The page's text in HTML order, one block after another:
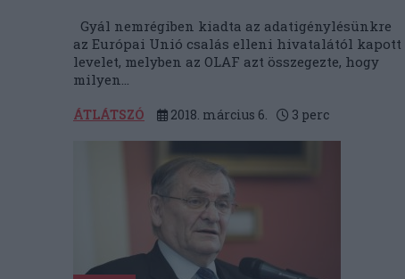
Gyál nemrégiben kiadta az adatigénylésünkre
az Európai Unió csalás elleni hivatalától kapott
levelet, melyben az OLAF azt összegezte, hogy
milyen...
ÁTLÁTSZÓ 2018. március 6. 3 perc